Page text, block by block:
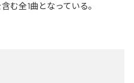
む全1曲となっている。